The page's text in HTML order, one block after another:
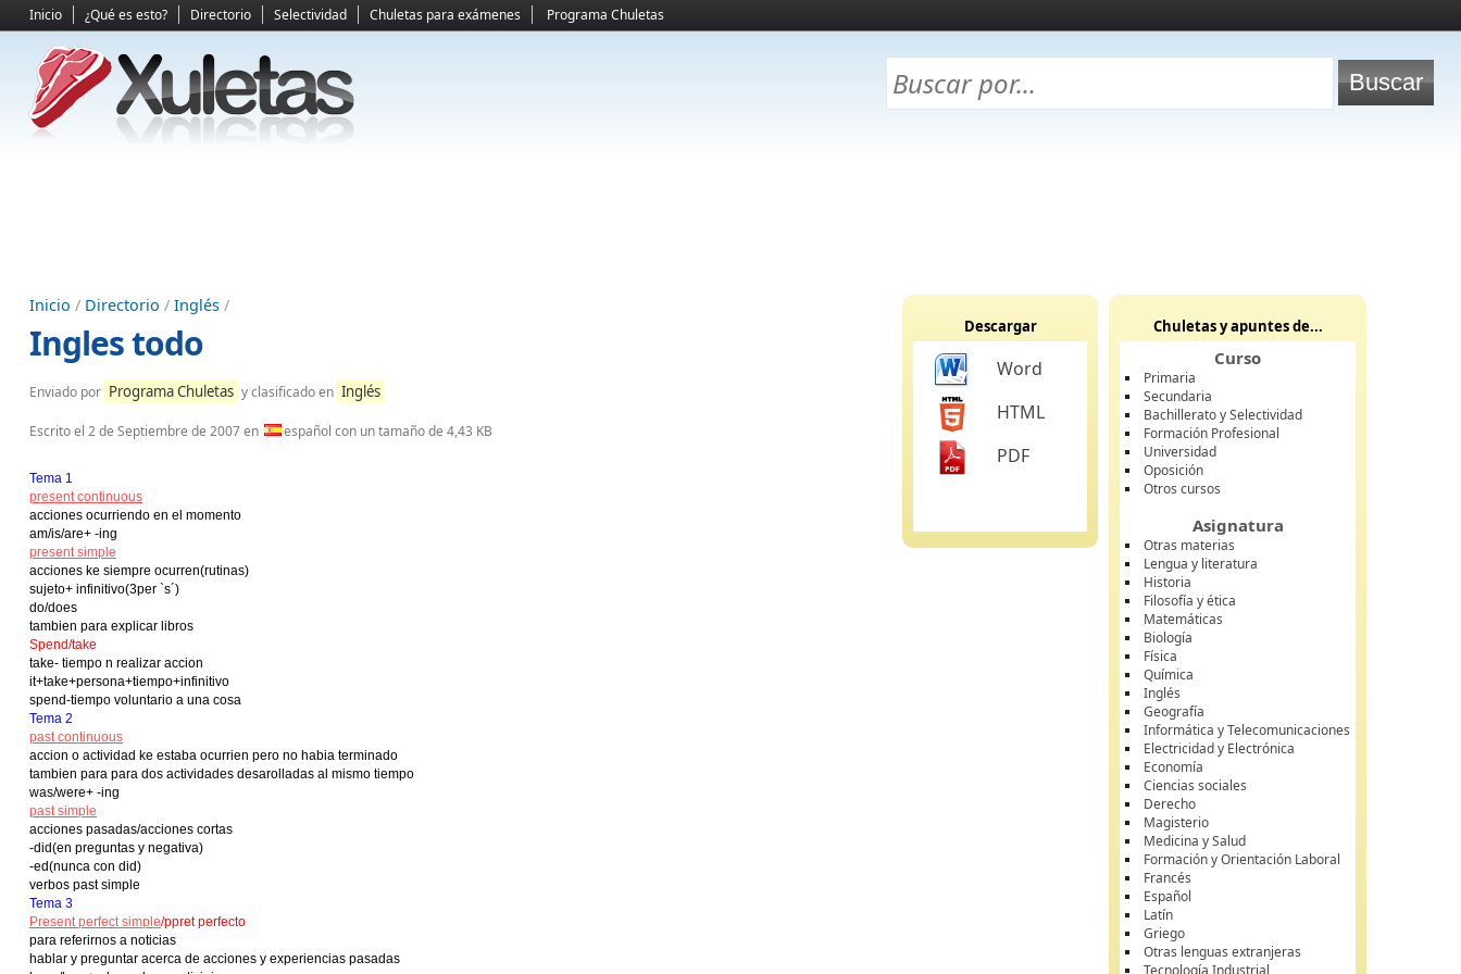
Inicio ¿Qué es esto? Directorio Selectividad Chuletas para exámenes Programa Chuletas
Inicio / Directorio / Inglés /
Ingles todo
Enviado por Programa Chuletas y clasificado en Inglés
Escrito el 2 de Septiembre de 2007en español con un tamaño de 4,43 KB
Tema 1
present continuous
acciones ocurriendo en el momento
am/is/are+ -ing
present simple
acciones ke siempre ocurren(rutinas)
sujeto+ infinitivo(3per `s´)
do/does
tambien para explicar libros
Spend/take
take- tiempo n realizar accion
it+take+persona+tiempo+infinitivo
spend-tiempo voluntario a una cosa
Tema 2
past continuous
accion o actividad ke estaba ocurrien pero no habia terminado
tambien para para dos actividades desarolladas al mismo tiempo
was/were+ -ing
past simple
acciones pasadas/acciones cortas
-did(en preguntas y negativa)
-ed(nunca con did)
verbos past simple
Tema 3
Present perfect simple/ppret perfecto
para referirnos a noticias
hablar y preguntar acerca de acciones y experiencias pasadas
Descargar
Word
HTML
PDF
Chuletas y apuntes de...
Curso
Primaria
Secundaria
Bachillerato y Selectividad
Formación Profesional
Universidad
Oposición
Otros cursos
Asignatura
Otras materias
Lengua y literatura
Historia
Filosofía y ética
Matemáticas
Biología
Física
Química
Inglés
Geografía
Informática y Telecomunicaciones
Electricidad y Electrónica
Economía
Ciencias sociales
Derecho
Magisterio
Medicina y Salud
Formación y Orientación Laboral
Francés
Español
Latín
Griego
Otras lenguas extranjeras
Tecnología Industrial